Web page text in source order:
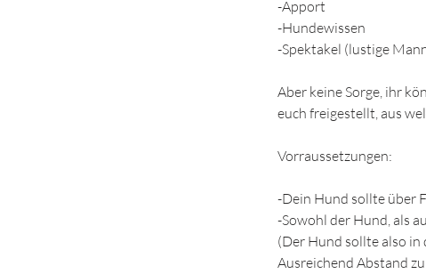
-Apport
-Hundewissen
-Spektakel (lustige
Aber keine Sorge, ihr
euch freigestellt, aus
Vorraussetzungen:
-Dein Hund sollte über
-Sowohl der Hund, als
(Der Hund sollte also in
Ausreichend Abstand